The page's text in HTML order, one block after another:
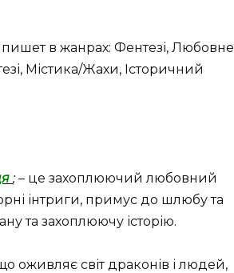
пишет в жанрах: Фентезі, Любовне
Містика/Жахи, Історичний
;– це захоплюючий любовний
інтриги, примус до шлюбу та
та захоплюючу історію.
оживляє світ драконів і людей,